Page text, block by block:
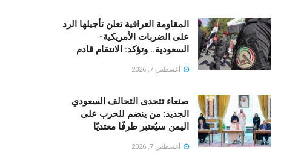
المقاومة العراقية تعلن تأجيلها الرد
على الضربات الأمريكية-
السعودية.. وتؤكد: الانتقام قادم
أغسطس 7, 2026
صنعاء تتحدى التحالف السعودي
الجديد: من ينضم للحرب على
اليمن سيُعتبر طرفًا معتديًا
أغسطس 7, 2026